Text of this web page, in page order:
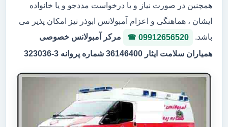
همچنین در صورت نیاز و یا درخواست مددجو و یا خانواده
ایشان ، هماهنگی و اعزام آمبولانس ابوذر نیز امکان پذیر می
باشد.
09912656520
مرکر آمبولانس خصوصی
همیاران سلامت ایثار 36146400 شماره پروانه 3-323036